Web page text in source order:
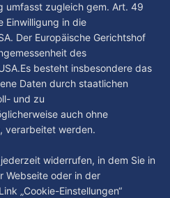
umfasst zugleich gem. Art. 49
Einwilligung in die
Der Europäische Gerichtshof
des
besteht insbesondere das
Daten durch staatlichen
und zu
auch ohne
verarbeitet werden.
widerrufen, in dem Sie in
Webseite oder in der
„Cookie-Einstellungen“